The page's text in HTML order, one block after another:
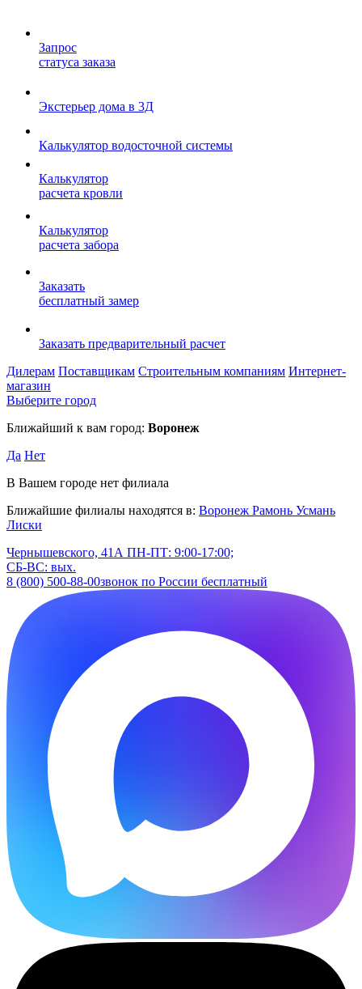
Запрос
статуса заказа
Экстерьер дома в 3Д
Калькулятор водосточной системы
Калькулятор
расчета кровли
Калькулятор
расчета забора
Заказать
бесплатный замер
Заказать предварительный расчет
Дилерам Поставщикам Строительным компаниям Интернет-
магазин
Выберите город
Ближайший к вам город: Воронеж
Да Нет
В Вашем городе нет филиала
Ближайшие филиалы находятся в: Воронеж Рамонь Усмань
Лиски
Чернышевского, 41А ПН-ПТ: 9:00-17:00;
СБ-ВС: вых.
8 (800) 500-88-00звонок по России бесплатный